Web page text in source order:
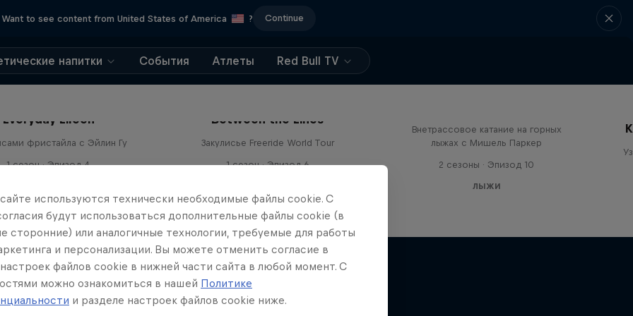
Want to see content from United States of America ? Continue
напитки События Атлеты Red Bull TV
Everyday Eileen
фристайла с Эйлин Гу
1 сезон · Эпизод 4
Between the Lines
Закулисье Freeride World Tour
1 сезон · Эпизод 6
Внетрассовое катание на горных
лыжах с Мишель Паркер
2 сезоны · Эпизод 10
ЛЫЖИ
иcпользуются технически необходимые файлы cookie. С
будут использоваться дополнительные файлы cookie (в
сторонние) или аналогичные технологии, требуемые для работы
и персонализации. Вы можете отменить согласие в
файлов cookie в нижней части сайта в любой момент. С
можно ознакомиться в нашей Политике
и разделе настроек файлов cookie ниже.